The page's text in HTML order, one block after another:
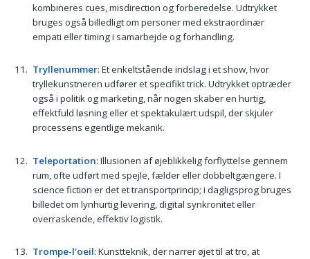
kombineres cues, misdirection og forberedelse. Udtrykket
bruges også billedligt om personer med ekstraordinær
empati eller timing i samarbejde og forhandling.
Tryllenummer: Et enkeltstående indslag i et show, hvor
tryllekunstneren udfører et specifikt trick. Udtrykket optræder
også i politik og marketing, når nogen skaber en hurtig,
effektfuld løsning eller et spektakulært udspil, der skjuler
processens egentlige mekanik.
Teleportation: Illusionen af øjeblikkelig forflyttelse gennem
rum, ofte udført med spejle, fælder eller dobbeltgængere. I
science fiction er det et transportprincip; i dagligsprog bruges
billedet om lynhurtig levering, digital synkronitet eller
overraskende, effektiv logistik.
Trompe-l'oeil: Kunstteknik, der narrer øjet til at tro, at